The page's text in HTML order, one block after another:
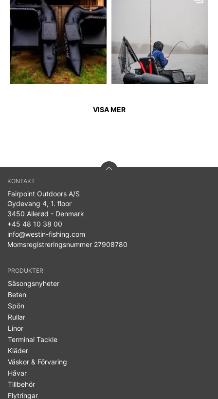
VISA MER
KONTAKT
Fairpoint Outdoors A/S
Gydevang 4, 1. floor
3450 Allerød - Denmark
+45 48 10 38 00
info@westin-fishing.com
Momsregistreringsnummer 27908780
PRODUKTER
Säsongsnyheter
Beten
Spön
Rullar
Linor
Terminal Tackle
Kläder
Väskor & Förvaring
Håvar
Tillbehör
Flytringar